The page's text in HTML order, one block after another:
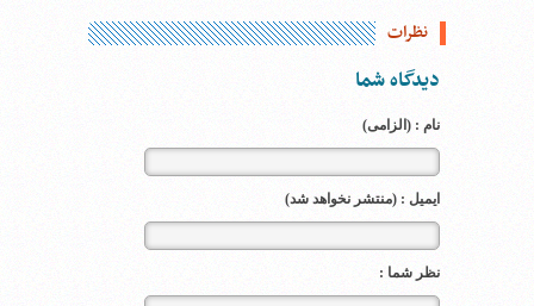
نظرات
دیدگاه شما
نام : (الزامی)
ایمیل : (منتشر نخواهد شد)
نظر شما :